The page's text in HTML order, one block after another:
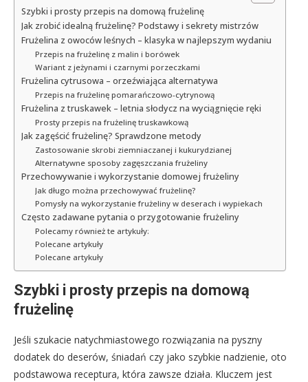
Szybki i prosty przepis na domową frużelinę
Jak zrobić idealną frużelinę? Podstawy i sekrety mistrzów
Frużelina z owoców leśnych – klasyka w najlepszym wydaniu
Przepis na frużelinę z malin i borówek
Wariant z jeżynami i czarnymi porzeczkami
Frużelina cytrusowa – orzeźwiająca alternatywa
Przepis na frużelinę pomarańczowo-cytrynową
Frużelina z truskawek – letnia słodycz na wyciągnięcie ręki
Prosty przepis na frużelinę truskawkową
Jak zagęścić frużelinę? Sprawdzone metody
Zastosowanie skrobi ziemniaczanej i kukurydzianej
Alternatywne sposoby zagęszczania frużeliny
Przechowywanie i wykorzystanie domowej frużeliny
Jak długo można przechowywać frużelinę?
Pomysły na wykorzystanie frużeliny w deserach i wypiekach
Często zadawane pytania o przygotowanie frużeliny
Polecamy również te artykuły:
Polecane artykuły
Polecane artykuły
Szybki i prosty przepis na domową
frużelinę
Jeśli szukacie natychmiastowego rozwiązania na pyszny
dodatek do deserów, śniadań czy jako szybkie nadzienie, oto
podstawowa receptura, która zawsze działa. Kluczem jest